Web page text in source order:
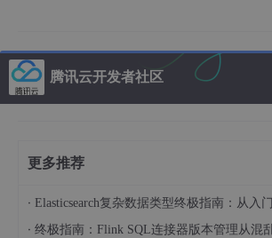
腾讯云开发者社区
更多推荐
· Elasticsearch复杂数据类型终极指南：从入
· 终极指南：Flink SQL连接器版本管理从混乱